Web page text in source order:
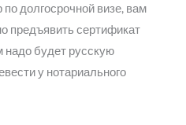
долгосрочной визе, вам
предъявить сертификат
надо будет русскую
у нотариального